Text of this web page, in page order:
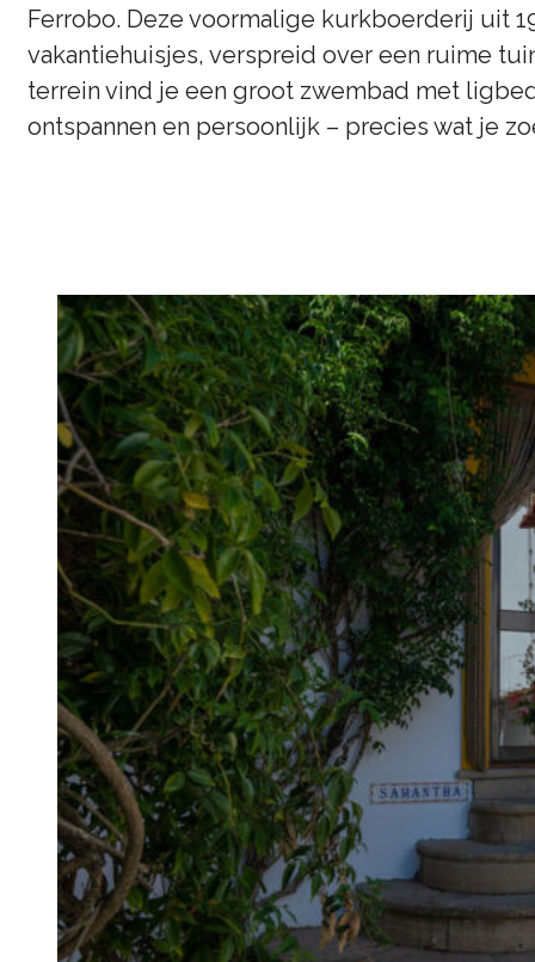
Ferrobo. Deze voormalige kurkboerderij uit
vakantiehuisjes, verspreid over een ruime
terrein vind je een groot zwembad met
ontspannen en persoonlijk – precies wat je